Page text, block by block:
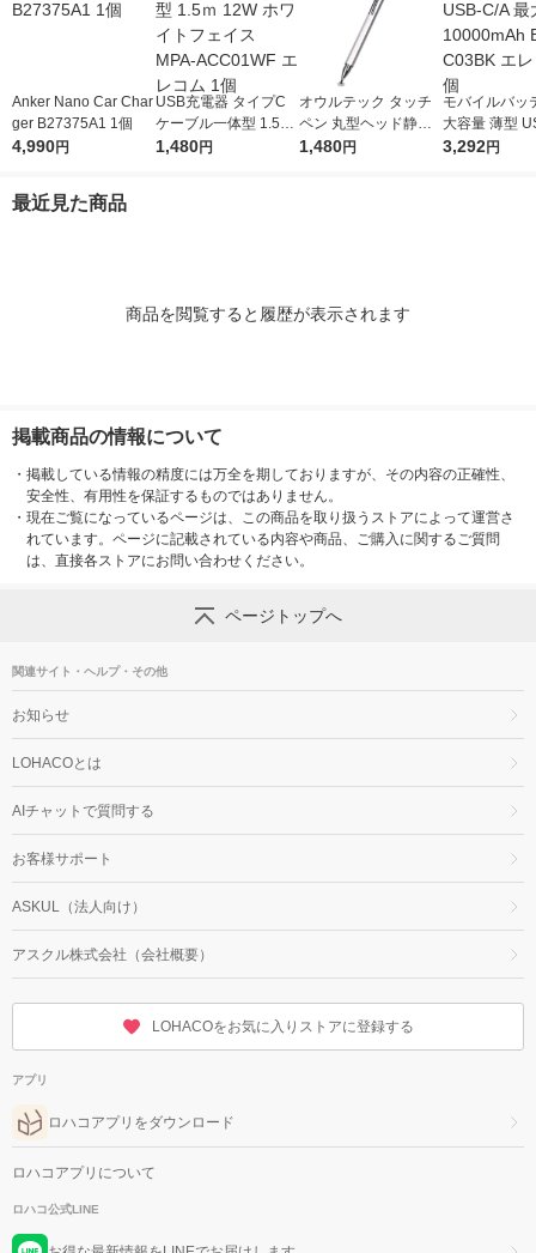
Anker Nano Car Char
ger B27375A1 1個
4,990円
USB充電器 タイプC
ケーブル一体型 1.5ｍ
12W ホワイトフェイ
1,480円
オウルテック タッチ
ペン 丸型ヘッド静電
式 スマートフォン・
1,480円
モバイルバッ
大容量 薄型
最大 20W
3,292円
最近見た商品
商品を閲覧すると履歴が表示されます
掲載商品の情報について
・ 掲載している情報の精度には万全を期しておりますが、その内容の正確性、
安全性、有用性を保証するものではありません。
・ 現在ご覧になっているページは、この商品を取り扱うストアによって運営さ
れています。ページに記載されている内容や商品、ご購入に関するご質問
は、直接各ストアにお問い合わせください。
ページトップへ
関連サイト・ヘルプ・その他
お知らせ
LOHACOとは
AIチャットで質問する
お客様サポート
ASKUL（法人向け）
アスクル株式会社（会社概要）
LOHACOをお気に入りストアに登録する
アプリ
ロハコアプリをダウンロード
ロハコアプリについて
ロハコ公式LINE